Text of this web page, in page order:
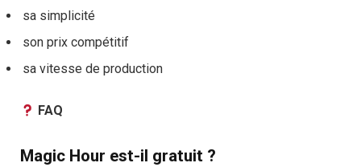
sa simplicité
son prix compétitif
sa vitesse de production
FAQ
Magic Hour est-il gratuit ?